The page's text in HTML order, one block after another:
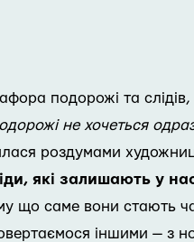
подорожі та
не хочеться
роздумами
які залишають у
що саме вони стають
іншими — з